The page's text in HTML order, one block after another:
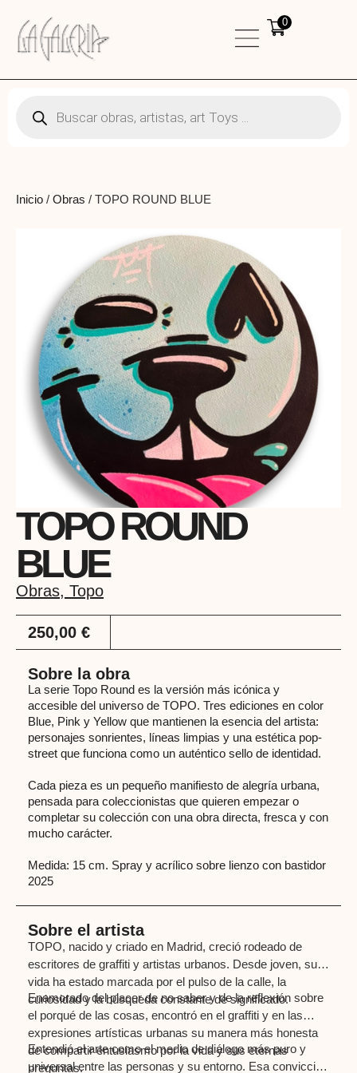
0
Inicio / Obras / TOPO ROUND BLUE
TOPO ROUND
BLUE
Obras, Topo
250,00 €
Sobre la obra
La serie Topo Round es la versión más icónica y
accesible del universo de TOPO. Tres ediciones en color
Blue, Pink y Yellow que mantienen la esencia del artista:
personajes sonrientes, líneas limpias y una estética pop-
street que funciona como un auténtico sello de identidad.
Cada pieza es un pequeño manifiesto de alegría urbana,
pensada para coleccionistas que quieren empezar o
completar su colección con una obra directa, fresca y con
mucho carácter.
Medida: 15 cm. Spray y acrílico sobre lienzo con bastidor
2025
Sobre el artista
TOPO, nacido y criado en Madrid, creció rodeado de
escritores de graffiti y artistas urbanos. Desde joven, su
vida ha estado marcada por el pulso de la calle, la
curiosidad y la búsqueda constante de significado.
Enamorado del placer de no saber y de la reflexión sobre
el porqué de las cosas, encontró en el graffiti y en las
expresiones artísticas urbanas su manera más honesta
de compartir entusiasmo por la vida y sus eternas
preguntas.
Entendió el arte como el medio de diálogo más puro y
universal entre las personas y su entorno. Esa convicción